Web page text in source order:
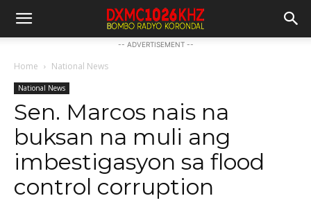
-- ADVERTISEMENT --
Home National News
National News
Sen. Marcos nais na
buksan na muli ang
imbestigasyon sa flood
control corruption